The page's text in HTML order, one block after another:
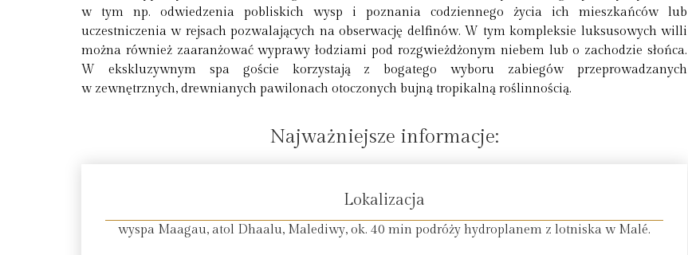
w tym np. odwiedzenia pobliskich wysp i poznania codziennego życia ich mieszkańców lub
uczestniczenia w rejsach pozwalających na obserwację delfinów. W tym kompleksie luksusowych willi
można również zaaranżować wyprawy łodziami pod rozgwieżdżonym niebem lub o zachodzie słońca.
W ekskluzywnym spa goście korzystają z bogatego wyboru zabiegów przeprowadzanych
w zewnętrznych, drewnianych pawilonach otoczonych bujną tropikalną roślinnością.
Najważniejsze informacje:
Lokalizacja
wyspa Maagau, atol Dhaalu, Malediwy, ok. 40 min podróży hydroplanem z lotniska w Malé.